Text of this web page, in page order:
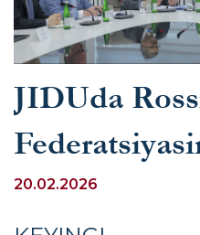
JIDUda
O‘zbekiston
20.02.2026